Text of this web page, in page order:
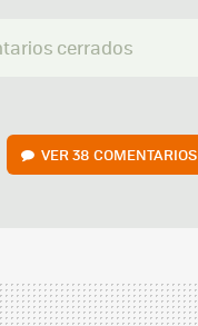
cerrados
VER38 COMENTARIOS